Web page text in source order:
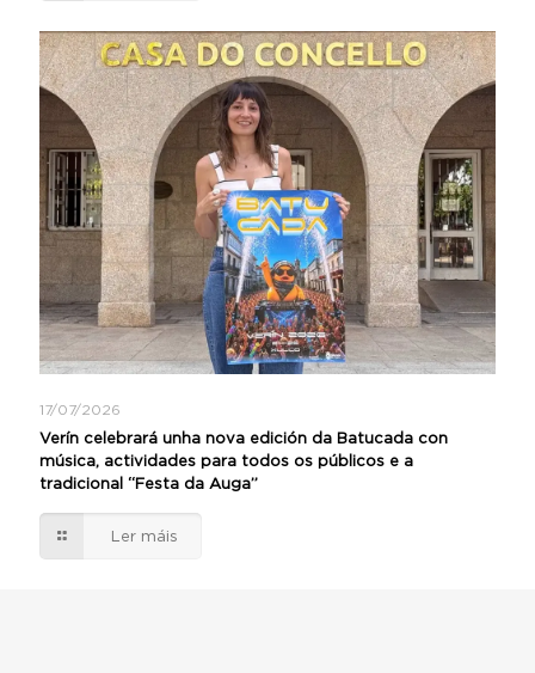
17/07/2026
Verín celebrará unha nova edición da Batucada con
música, actividades para todos os públicos e a
tradicional “Festa da Auga”
Ler máis